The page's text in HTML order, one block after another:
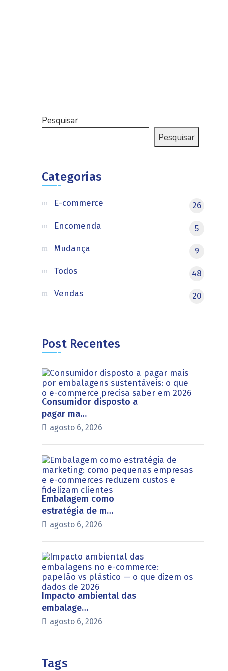
Pesquisar
Pesquisar
Categorias
E-commerce
26
Encomenda
5
Mudança
9
Todos
48
Vendas
20
Post Recentes
Consumidor disposto a
pagar ma…
agosto 6, 2026
Embalagem como
estratégia de m…
agosto 6, 2026
Impacto ambiental das
embalage…
agosto 6, 2026
Tags